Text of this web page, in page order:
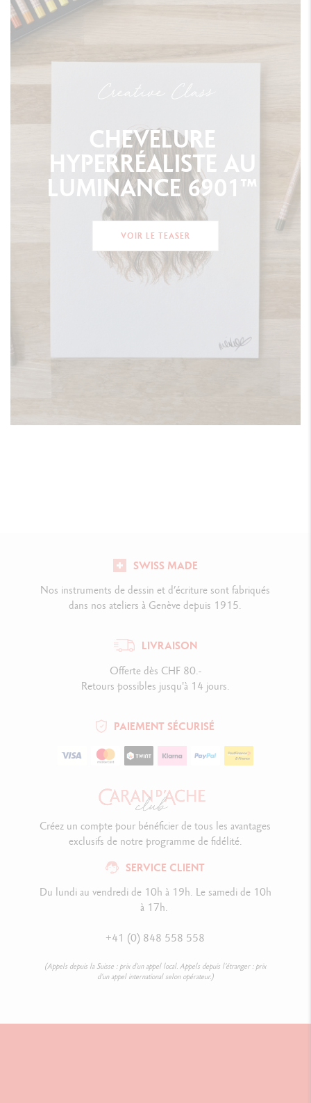
Creative Class
CHEVELURE
HYPERRÉALISTE AU
LUMINANCE 6901™
VOIR LE TEASER
SWISS MADE
Nos instruments de dessin et d’écriture sont fabriqués
dans nos ateliers à Genève depuis 1915.
LIVRAISON
Offerte dès CHF 80.-
Retours possibles jusqu'à 14 jours.
PAIEMENT SÉCURISÉ
SERVICE CLIENT
Du lundi au vendredi de 10h à 19h. Le samedi de 10h
à 17h.
+41 (0) 848 558 558
(Appels depuis la Suisse : prix d’un appel local. Appels depuis l’étranger : prix
d’un appel international selon opérateur.)
Créez un compte pour bénéficier de tous les avantages
exclusifs de notre programme de fidélité.